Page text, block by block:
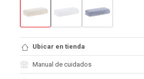
Ubicar en tienda
Manual de cuidados